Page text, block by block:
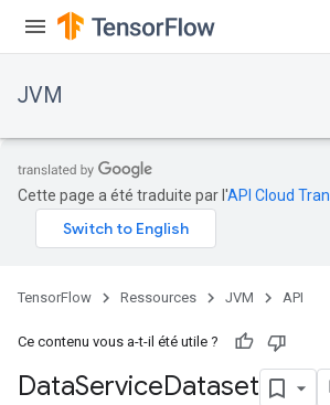
JVM
Cette page a été traduite par l'API Cloud
TensorFlow Ressources JVM API
Ce contenu vous a-t-il été utile ?
DataServiceDataset